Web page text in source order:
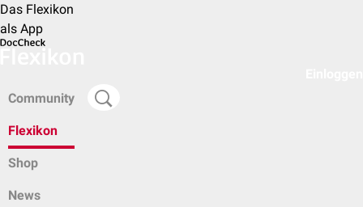
Das Flexikon
als App
Community
Flexikon
Shop
News